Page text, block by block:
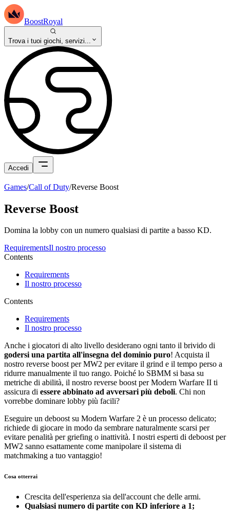
BoostRoyal
Trova i tuoi giochi, servizi...
Accedi
Games/Call of Duty/Reverse Boost
Reverse Boost
Domina la lobby con un numero qualsiasi di partite a basso KD.
RequirementsIl nostro processo
Contents
Requirements
Il nostro processo
Contents
Requirements
Il nostro processo
Anche i giocatori di alto livello desiderano ogni tanto il brivido di
godersi una partita all'insegna del dominio puro! Acquista il
nostro reverse boost per MW2 per evitare il grind e il tempo perso a
ridurre manualmente il tuo rango. Poiché lo SBMM si basa su
metriche di abilità, il nostro reverse boost per Modern Warfare II ti
assicura di essere abbinato ad avversari più deboli. Chi non
vorrebbe dominare lobby più facili?
Eseguire un deboost su Modern Warfare 2 è un processo delicato;
richiede di giocare in modo da sembrare naturalmente scarsi per
evitare penalità per griefing o inattività. I nostri esperti di deboost per
MW2 sanno esattamente come manipolare il sistema di
matchmaking a tuo vantaggio!
Cosa otterrai
Crescita dell'esperienza sia dell'account che delle armi.
Qualsiasi numero di partite con KD inferiore a 1;